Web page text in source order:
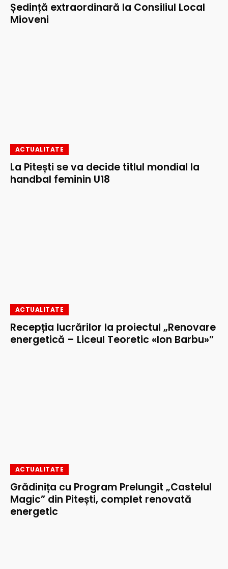
Ședință extraordinară la Consiliul Local
Mioveni
ACTUALITATE
La Pitești se va decide titlul mondial la
handbal feminin U18
ACTUALITATE
Recepția lucrărilor la proiectul „Renovare
energetică – Liceul Teoretic «Ion Barbu»”
ACTUALITATE
Grădinița cu Program Prelungit „Castelul
Magic” din Pitești, complet renovată
energetic